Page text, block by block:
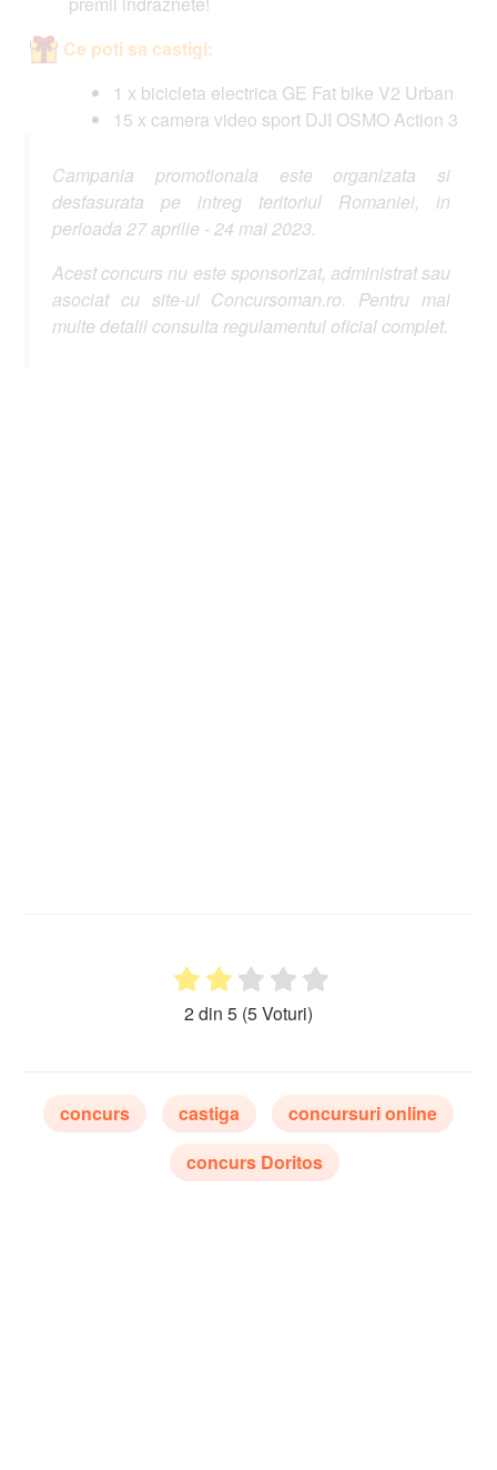
Ce poti sa castigi:
1 x bicicleta electrica GE Fat bike V2 Urban
15 x camera video sport DJI OSMO Action 3
Campania promotionala este organizata si
desfasurata pe intreg teritoriul Romaniei, in
perioada 27 aprilie - 24 mai 2023.
Acest concurs nu este sponsorizat, administrat sau
asociat cu site-ul Concursoman.ro. Pentru mai
multe detalii consulta regulamentul oficial complet.
2 din 5(5 Voturi)
concurs castiga
concursuri online
concurs Doritos